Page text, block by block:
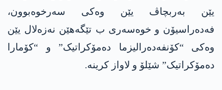
یێن بەربچاڤ یێن وەکی سەرخوەبوون،
فەدەراسیۆن و خوەسەری ب تێگەھێن نەزەلال یێن
وەکی “کۆنفەدەرالیزما دەمۆکراتیک” و “کۆمارا
دەمۆکراتیک” شێلۆ و لاواز کرینە.